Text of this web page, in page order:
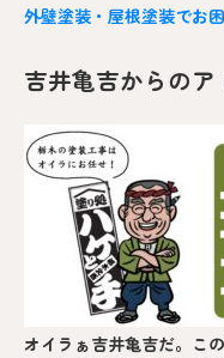
外壁塗装・屋根塗装でお
吉井亀吉からのア
オイラぁ吉井亀吉だ。こ